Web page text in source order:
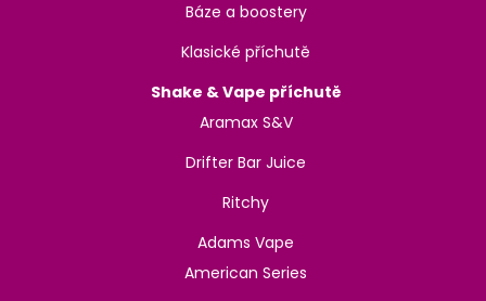
Báze a boostery
Klasické příchutě
Shake & Vape příchutě
Aramax S&V
Drifter Bar Juice
Ritchy
Adams Vape
American Series